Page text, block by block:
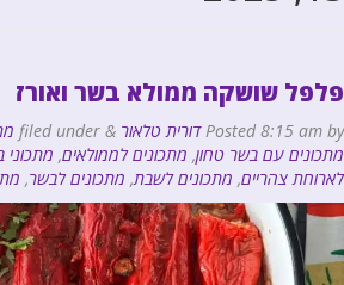
פלפל שושקה ממולא בשר ואורז
Posted8:15 am by דורית טלאור &
מתכונים עם בשר טחון, מתכונים לממולאים,
לארוחת צהריים, מתכונים לשבת, מתכונים לבשר,